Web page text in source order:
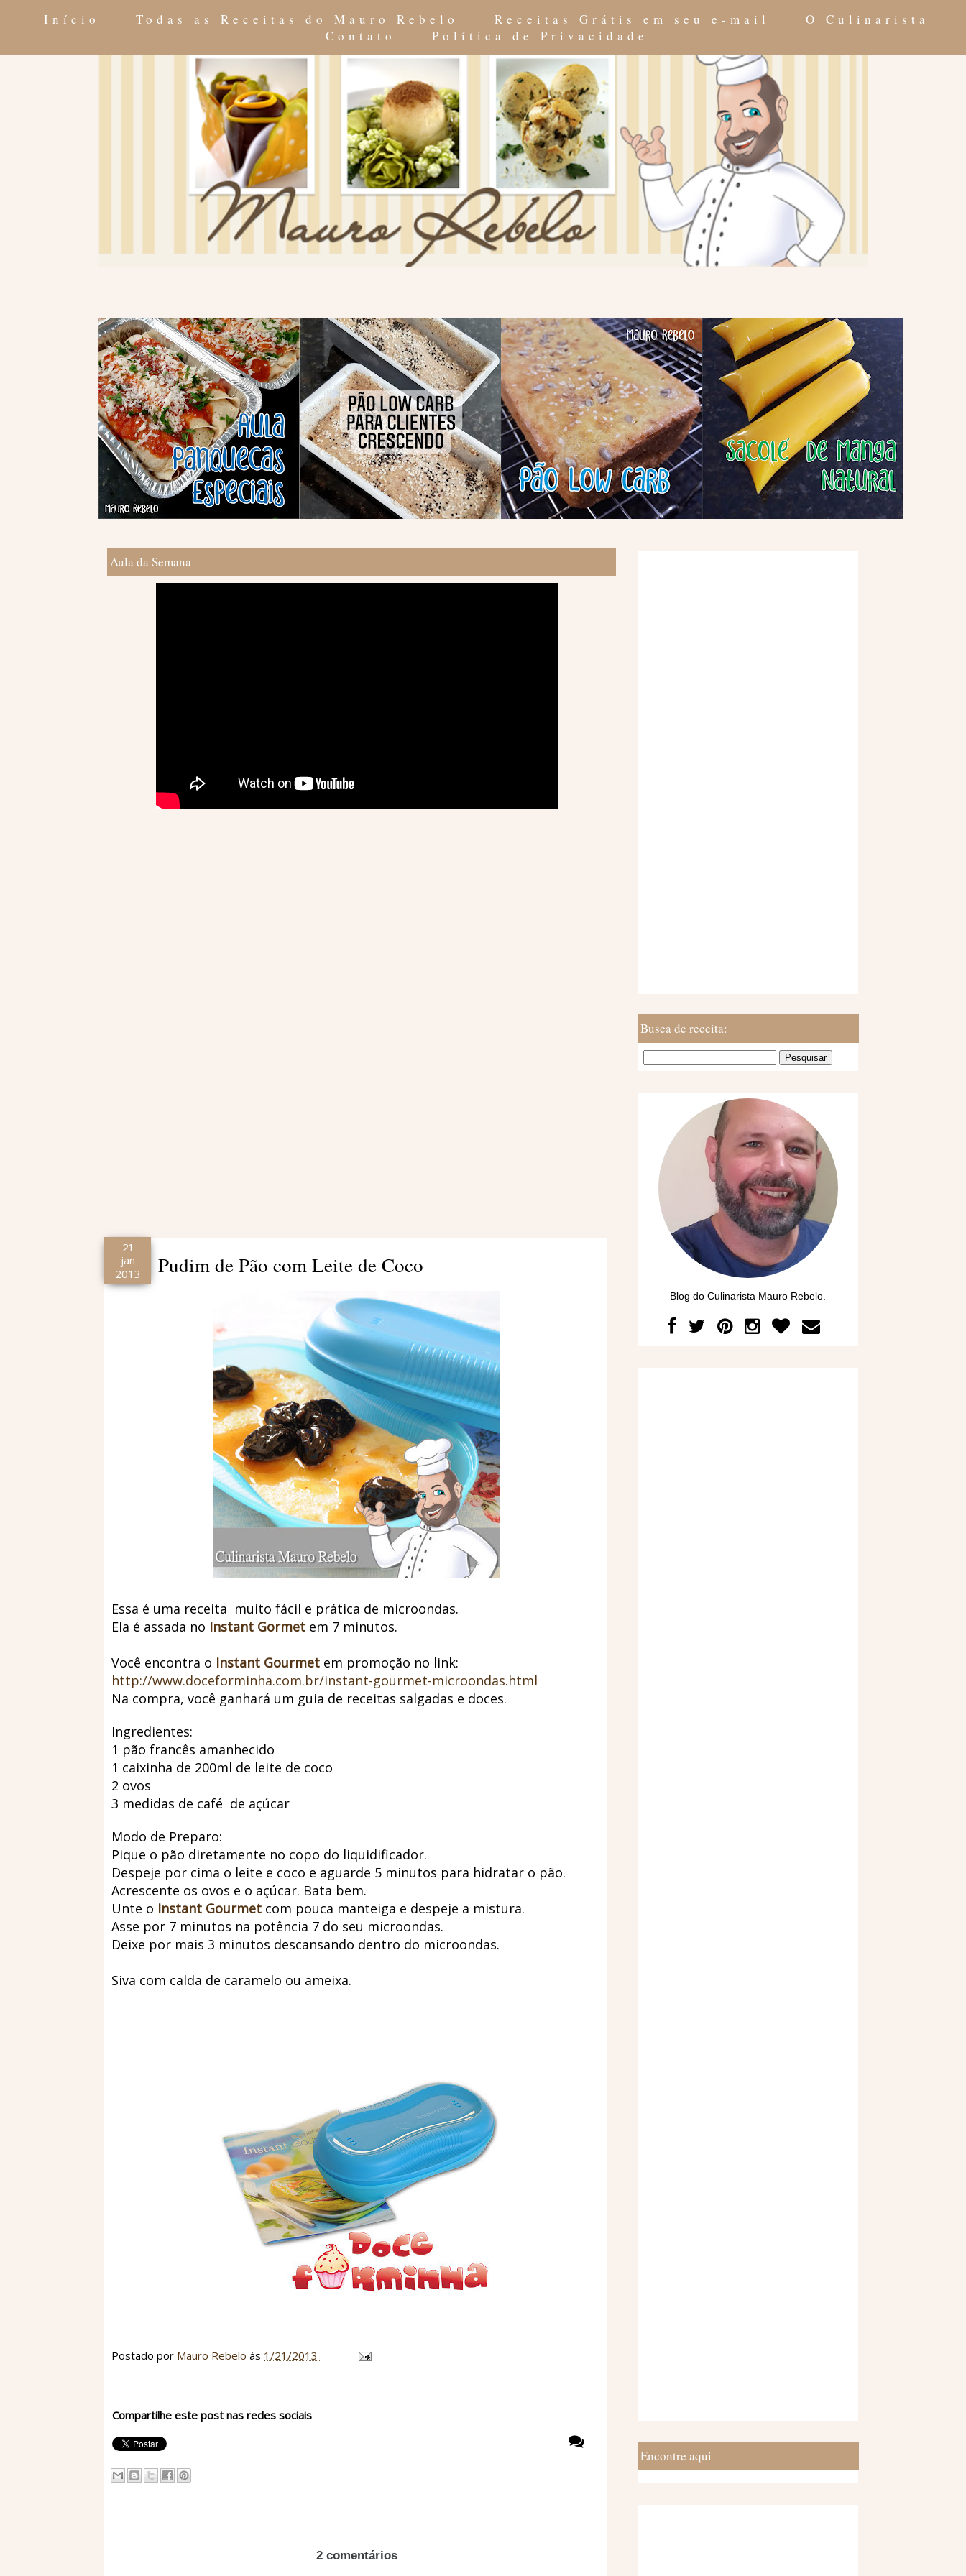
Início Todas as Receitas do Mauro Rebelo Receitas Grátis em seu e-mail
O Culinarista
Contato
Política de Privacidade
Aula da Semana
21
jan
2013
Pudim de Pão com Leite de Coco
Essa é uma receita muito fácil e prática de microondas.
Ela é assada no Instant Gormet em 7 minutos.
Você encontra o Instant Gourmet em promoção no link:
http://www.doceforminha.com.br/instant-gourmet-microondas.html
Na compra, você ganhará um guia de receitas salgadas e doces.
Ingredientes:
1 pão francês amanhecido
1 caixinha de 200ml de leite de coco
2 ovos
3 medidas de café de açúcar
Modo de Preparo:
Pique o pão diretamente no copo do liquidificador.
Despeje por cima o leite e coco e aguarde 5 minutos para hidratar o pão.
Acrescente os ovos e o açúcar. Bata bem.
Unte o Instant Gourmet com pouca manteiga e despeje a mistura.
Asse por 7 minutos na potência 7 do seu microondas.
Deixe por mais 3 minutos descansando dentro do microondas.
Siva com calda de caramelo ou ameixa.
Postado por Mauro Rebelo às 1/21/2013
Compartilhe este post nas redes sociais
2 comentários
Busca de receita:
Blog do Culinarista Mauro Rebelo.
Encontre aqui